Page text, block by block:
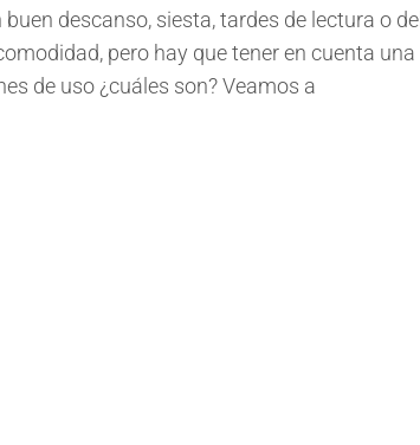
descanso, siesta, tardes de lectura o del
pero hay que tener en cuenta una
de uso ¿cuáles son? Veamos a